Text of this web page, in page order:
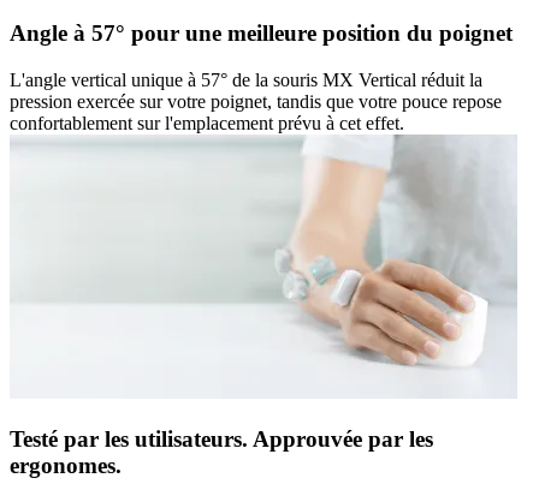
Angle à 57° pour une meilleure position du poignet
L'angle vertical unique à 57° de la souris MX Vertical réduit la
pression exercée sur votre poignet, tandis que votre pouce repose
confortablement sur l'emplacement prévu à cet effet.
Testé par les utilisateurs. Approuvée par les
ergonomes.